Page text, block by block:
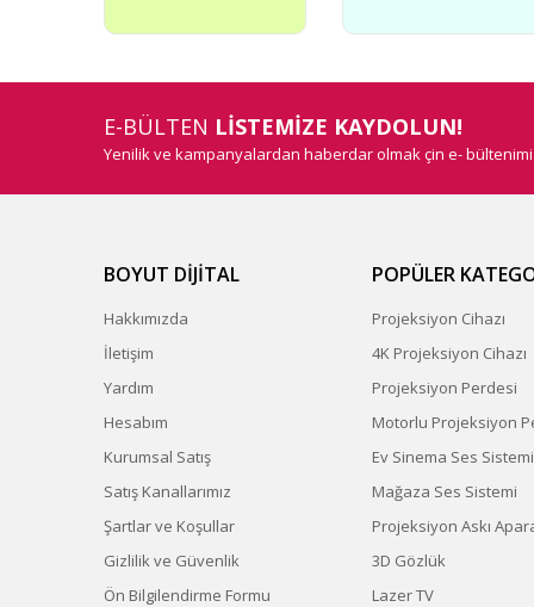
E-BÜLTEN LİSTEMİZE KAYDOLUN!
Yenilik ve kampanyalardan haberdar olmak çin e-
BOYUT DİJİTAL
Hakkımızda
İletişim
Yardım
Hesabım
Kurumsal Satış
Satış Kanallarımız
Şartlar ve Koşullar
Gizlilik ve Güvenlik
Ön Bilgilendirme Formu
POPÜLER
Projeksiyon Cihazı
4K Projeksiyon Cihazı
Projeksiyon Perdesi
Motorlu Projeksiyon
Ev Sinema Ses Sistemi
Mağaza Ses Sistemi
Projeksiyon Askı
3D Gözlük
Lazer TV